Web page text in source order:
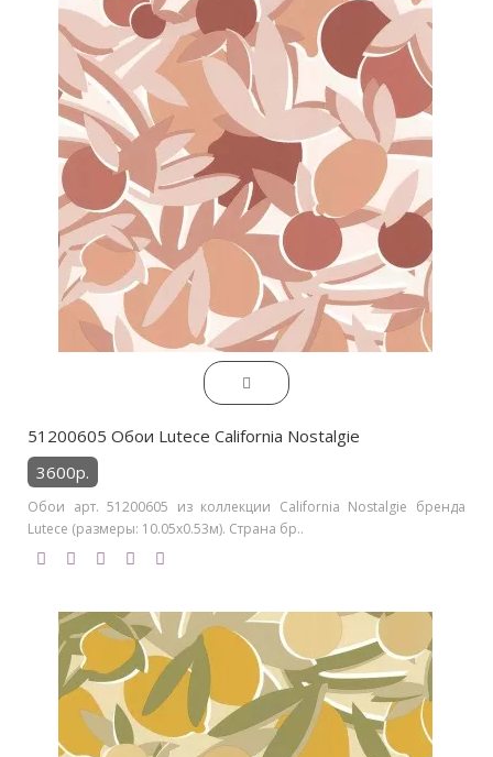
51200605 Обои Lutece California Nostalgie
3600р.
Обои арт. 51200605 из коллекции California Nostalgie бренда
Lutece (размеры: 10.05х0.53м). Страна бр..